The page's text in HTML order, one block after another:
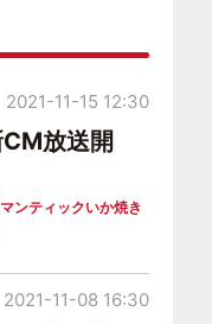
放送開
ンティックいか焼き
2021-11-15 12:30
2021-11-08 16:30